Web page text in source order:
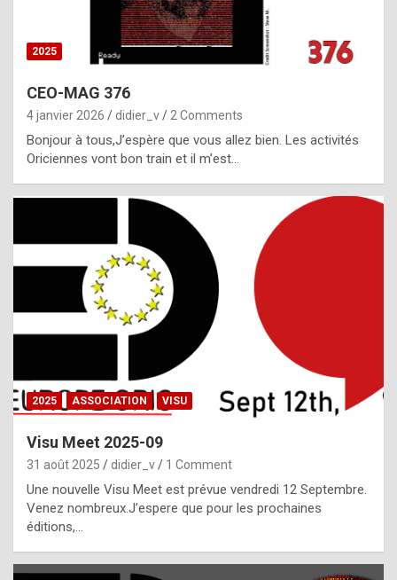
r
p
e
c
i
l
,
g
h
t
f
2025
CEO-MAG 376
4 janvier 2026 didier_v 2 Comments
Bonjour à tous,J’espère que vous allez bien. Les activités
Oriciennes vont bon train et il m’est…
2025 ASSOCIATION VISU
Visu Meet 2025-09
31 août 2025 didier_v 1 Comment
Une nouvelle Visu Meet est prévue vendredi 12 Septembre.
Venez nombreux.J’espere que pour les prochaines
éditions,…